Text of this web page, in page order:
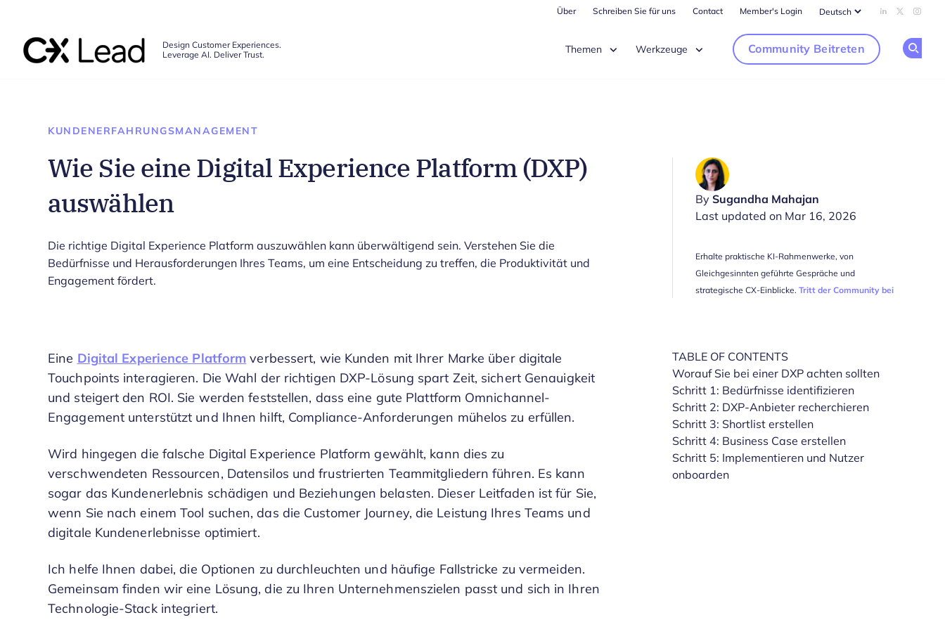
Über Schreiben Sie für uns Contact Member's Login Add us on
Follow
Design Customer Experiences.
Leverage AI. Deliver Trust.
Themen Werkzeuge Community Beitreten
KUNDENERFAHRUNGSMANAGEMENT
Wie Sie eine Digital Experience Platform (DXP)
auswählen
By Sugandha Mahajan
Last updated on Mar 16, 2026
Erhalte praktische KI-Rahmenwerke, von
Gleichgesinnten geführte Gespräche und
strategische CX-Einblicke. Tritt der Community bei
Die richtige Digital Experience Platform auszuwählen kann überwältigend sein. Verstehen Sie die
Bedürfnisse und Herausforderungen Ihres Teams, um eine Entscheidung zu treffen, die Produktivität und
Engagement fördert.
Eine Digital Experience Platform verbessert, wie Kunden mit Ihrer Marke über digitale
Touchpoints interagieren. Die Wahl der richtigen DXP-Lösung spart Zeit, sichert Genauigkeit
und steigert den ROI. Sie werden feststellen, dass eine gute Plattform Omnichannel-
Engagement unterstützt und Ihnen hilft, Compliance-Anforderungen mühelos zu erfüllen.
Wird hingegen die falsche Digital Experience Platform gewählt, kann dies zu
verschwendeten Ressourcen, Datensilos und frustrierten Teammitgliedern führen. Es kann
sogar das Kundenerlebnis schädigen und Beziehungen belasten. Dieser Leitfaden ist für Sie,
wenn Sie nach einem Tool suchen, das die Customer Journey, die Leistung Ihres Teams und
digitale Kundenerlebnisse optimiert.
Ich helfe Ihnen dabei, die Optionen zu durchleuchten und häufige Fallstricke zu vermeiden.
Gemeinsam finden wir eine Lösung, die zu Ihren Unternehmenszielen passt und sich in Ihren
Technologie-Stack integriert.
TABLE OF CONTENTS
Worauf Sie bei einer DXP achten sollten
Schritt 1: Bedürfnisse identifizieren
Schritt 2: DXP-Anbieter recherchieren
Schritt 3: Shortlist erstellen
Schritt 4: Business Case erstellen
Schritt 5: Implementieren und Nutzer
onboarden